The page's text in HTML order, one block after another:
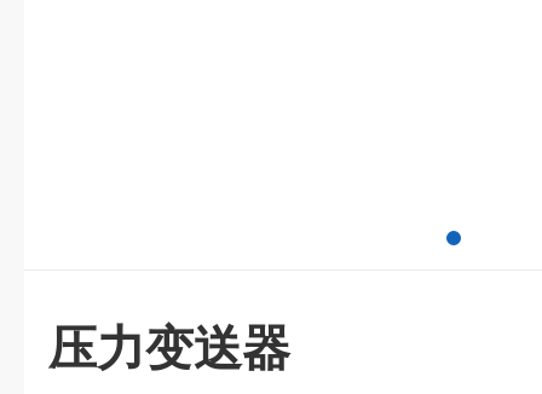
压力变送器